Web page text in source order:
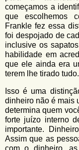
começamos a
que escolhemos
Frankle fez essa
foi despojado de
inclusive os
habilidade em
que ele ainda era
terem lhe tirado tudo.
Isso é uma
dinheiro não é mais
determina quem
forte juízo interno
importante.
Assim que as
com o dinheiro,